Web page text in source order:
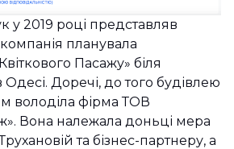
у 2019 році представляв
планувала
Пасажу» біля
Доречі, до того будівлею
володіла фірма ТОВ
Вона належала доньці мера
та бізнес-партнеру, а